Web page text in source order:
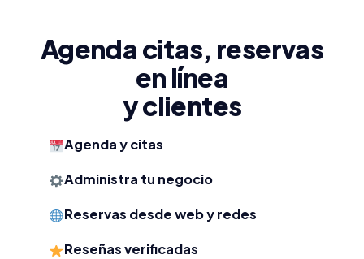
Agenda citas, reservas
en línea
y clientes
Agenda y citas
Administra tu negocio
Reservas desde web y redes
Reseñas verificadas